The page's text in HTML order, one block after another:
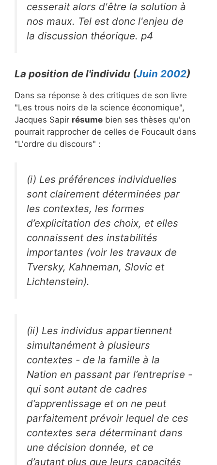
cesserait alors d'être la solution à
nos maux. Tel est donc l'enjeu de
la discussion théorique. p4
La position de l'individu (Juin 2002)
Dans sa réponse à des critiques de son livre
"Les trous noirs de la science économique",
Jacques Sapir résume bien ses thèses qu'on
pourrait rapprocher de celles de Foucault dans
"L'ordre du discours" :
(i) Les préférences individuelles
sont clairement déterminées par
les contextes, les formes
d’explicitation des choix, et elles
connaissent des instabilités
importantes (voir les travaux de
Tversky, Kahneman, Slovic et
Lichtenstein).
(ii) Les individus appartiennent
simultanément à plusieurs
contextes - de la famille à la
Nation en passant par l’entreprise -
qui sont autant de cadres
d’apprentissage et on ne peut
parfaitement prévoir lequel de ces
contextes sera déterminant dans
une décision donnée, et ce
d’autant plus que leurs capacités